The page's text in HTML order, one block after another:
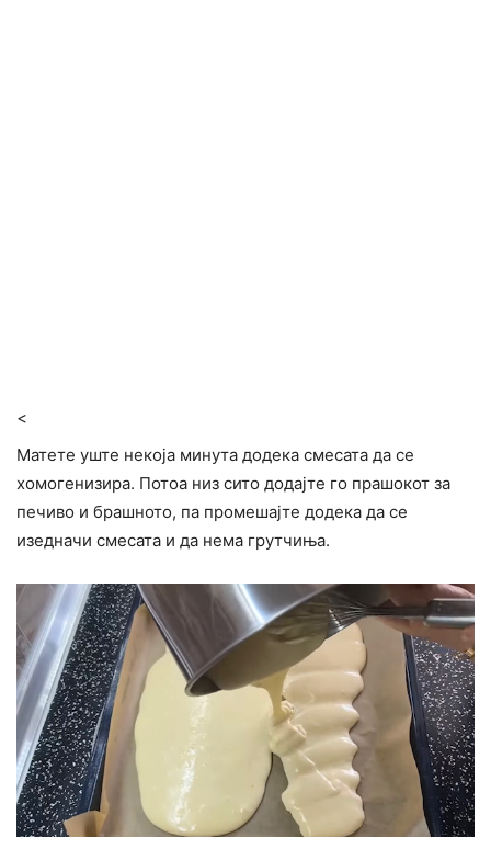
<
Матете уште некоја минута додека смесата да се
хомогенизира. Потоа низ сито додајте го прашокот за
печиво и брашното, па промешајте додека да се
изедначи смесата и да нема грутчиња.